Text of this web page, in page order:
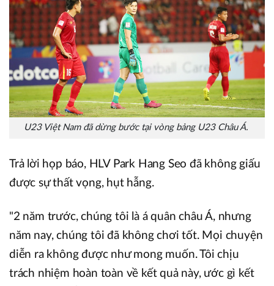
U23 Việt Nam đã dừng bước tại vòng bảng U23 Châu Á.
Trả lời họp báo, HLV Park Hang Seo đã không giấu
được sự thất vọng, hụt hẫng.
"2 năm trước, chúng tôi là á quân châu Á, nhưng
năm nay, chúng tôi đã không chơi tốt. Mọi chuyện
diễn ra không được như mong muốn. Tôi chịu
trách nhiệm hoàn toàn về kết quả này, ước gì kết